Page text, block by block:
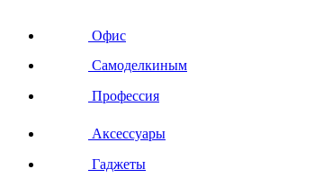
Офис
Самоделкиным
Профессия
Аксессуары
Гаджеты